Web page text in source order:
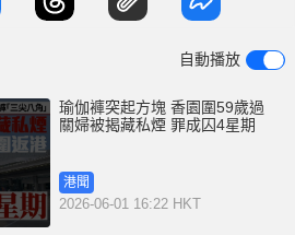
e
判處監禁4星期及罰款200元。
自動播放
瑜伽褲突起方塊 香園圍59歲過
關婦被揭藏私煙 罪成囚4星期
港聞
2026-06-01 16:22 HKT